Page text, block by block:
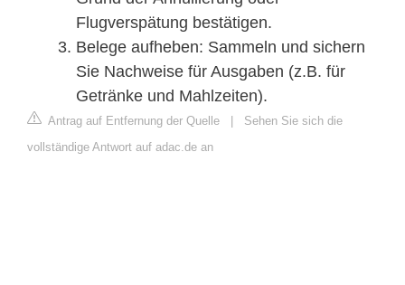
Flugverspätung bestätigen.
Belege aufheben: Sammeln und sichern
Sie Nachweise für Ausgaben (z.B. für
Getränke und Mahlzeiten).
Antrag auf Entfernung der Quelle | Sehen Sie sich die
vollständige Antwort auf adac.de an